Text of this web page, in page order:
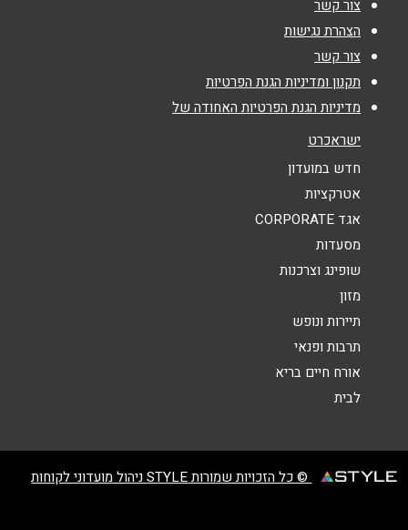
נושא*
אנא חזרו אלי בקשר ל...
צור קשר
הצהרת נגישות
צור קשר
תקנון ומדיניות הגנת הפרטיות
מדיניות הגנת הפרטיות האחודה של
ישראכרט
חדש במועדון
אטרקציות
אגד CORPORATE
מסעדות
שופינג וצרכנות
מזון
תיירות ונופש
תרבות ופנאי
אורח חיים בריא
לבית
© כל הזכויות שמורות STYLE ניהול מועדוני לקוחות